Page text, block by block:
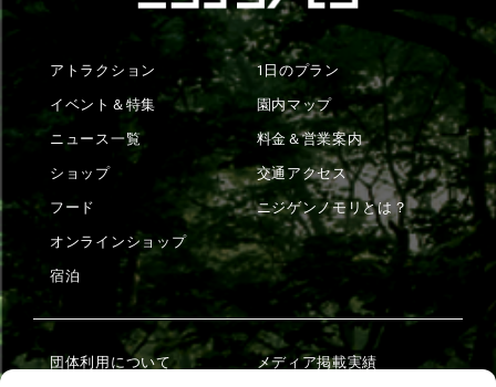
アトラクション
イベント＆特集
ニュース一覧
ショップ
フード
オンラインショップ
宿泊
1日のプラン
園内マップ
料金＆営業案内
交通アクセス
ニジゲンノモリとは？
団体利用について メディア掲載実績